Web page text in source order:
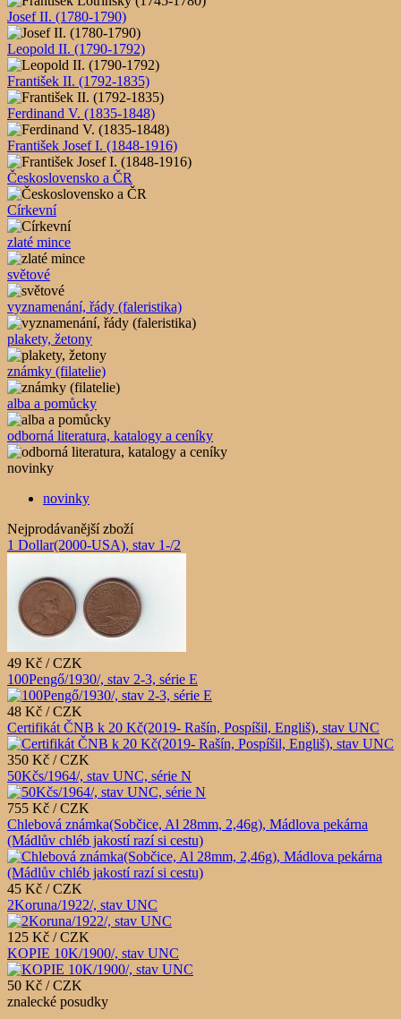
Josef II. (1780-1790)
Leopold II. (1790-1792)
František II. (1792-1835)
Ferdinand V. (1835-1848)
František Josef I. (1848-1916)
Československo a ČR
Církevní
zlaté mince
světové
vyznamenání, řády (faleristika)
plakety, žetony
známky (filatelie)
alba a pomůcky
odborná literatura, katalogy a ceníky
novinky
novinky
Nejprodávanější zboží
1 Dollar(2000-USA), stav 1-/2
49 Kč / CZK
100Pengő/1930/, stav 2-3, série E
48 Kč / CZK
Certifikát ČNB k 20 Kč(2019- Rašín, Pospíšil, Engliš), stav UNC
350 Kč / CZK
50Kčs/1964/, stav UNC, série N
755 Kč / CZK
Chlebová známka(Sobčice, Al 28mm, 2,46g), Mádlova pekárna
(Mádlův chléb jakostí razí si cestu)
45 Kč / CZK
2Koruna/1922/, stav UNC
125 Kč / CZK
KOPIE 10K/1900/, stav UNC
50 Kč / CZK
znalecké posudky